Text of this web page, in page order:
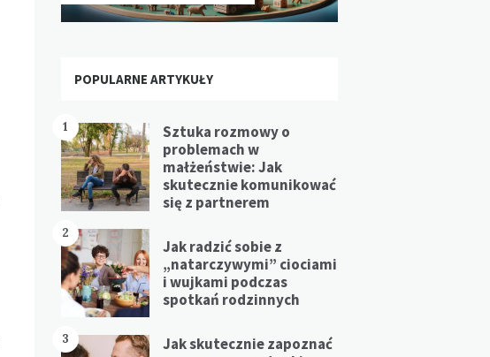
POPULARNE ARTYKUŁY
1
Sztuka rozmowy o
problemach w
małżeństwie: Jak
skutecznie komunikować
się z partnerem
2
Jak radzić sobie z
„natarczywymi” ciociami
i wujkami podczas
spotkań rodzinnych
3
Jak skutecznie zapoznać